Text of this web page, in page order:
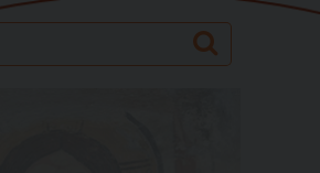
Search